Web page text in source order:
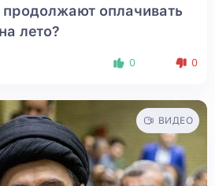
оплачивать
лето?
0 0
ВИДЕО